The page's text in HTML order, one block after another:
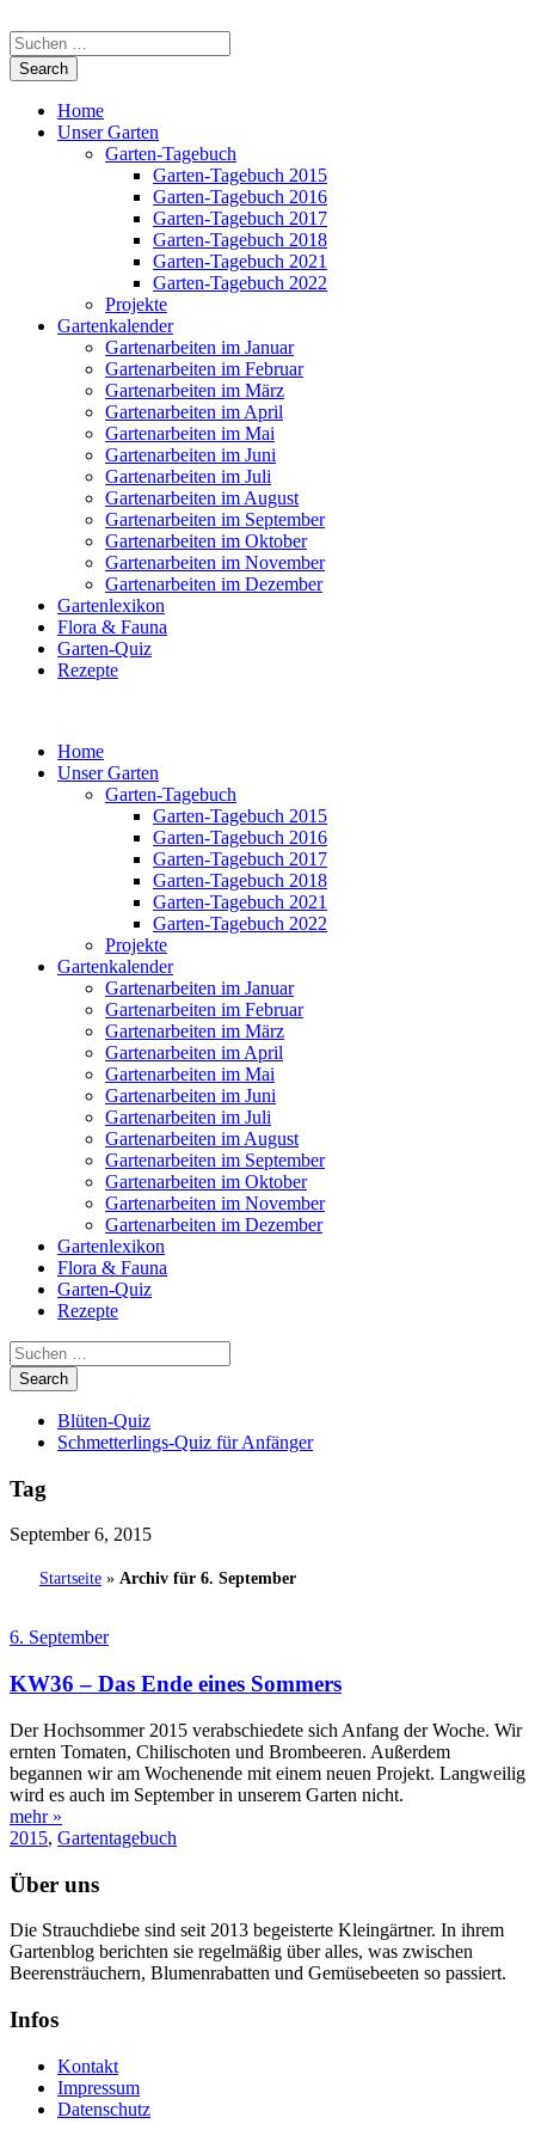
Home
Unser Garten
Garten-Tagebuch
Garten-Tagebuch 2015
Garten-Tagebuch 2016
Garten-Tagebuch 2017
Garten-Tagebuch 2018
Garten-Tagebuch 2021
Garten-Tagebuch 2022
Projekte
Gartenkalender
Gartenarbeiten im Januar
Gartenarbeiten im Februar
Gartenarbeiten im März
Gartenarbeiten im April
Gartenarbeiten im Mai
Gartenarbeiten im Juni
Gartenarbeiten im Juli
Gartenarbeiten im August
Gartenarbeiten im September
Gartenarbeiten im Oktober
Gartenarbeiten im November
Gartenarbeiten im Dezember
Gartenlexikon
Flora & Fauna
Garten-Quiz
Rezepte
Home
Unser Garten
Garten-Tagebuch
Garten-Tagebuch 2015
Garten-Tagebuch 2016
Garten-Tagebuch 2017
Garten-Tagebuch 2018
Garten-Tagebuch 2021
Garten-Tagebuch 2022
Projekte
Gartenkalender
Gartenarbeiten im Januar
Gartenarbeiten im Februar
Gartenarbeiten im März
Gartenarbeiten im April
Gartenarbeiten im Mai
Gartenarbeiten im Juni
Gartenarbeiten im Juli
Gartenarbeiten im August
Gartenarbeiten im September
Gartenarbeiten im Oktober
Gartenarbeiten im November
Gartenarbeiten im Dezember
Gartenlexikon
Flora & Fauna
Garten-Quiz
Rezepte
Blüten-Quiz
Schmetterlings-Quiz für Anfänger
Tag
September 6, 2015
Startseite » Archiv für 6. September
6. September
KW36 – Das Ende eines Sommers
Der Hochsommer 2015 verabschiedete sich Anfang der Woche. Wir
ernten Tomaten, Chilischoten und Brombeeren. Außerdem
begannen wir am Wochenende mit einem neuen Projekt. Langweilig
wird es auch im September in unserem Garten nicht.
mehr »
2015, Gartentagebuch
Über uns
Die Strauchdiebe sind seit 2013 begeisterte Kleingärtner. In ihrem
Gartenblog berichten sie regelmäßig über alles, was zwischen
Beerensträuchern, Blumenrabatten und Gemüsebeeten so passiert.
Infos
Kontakt
Impressum
Datenschutz